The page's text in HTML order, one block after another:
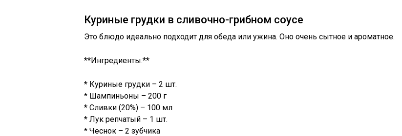
Куриные грудки в сливочно-грибном соусе
Это блюдо идеально подходит для обеда или ужина. Оно очень сытное и ароматное.
**Ингредиенты:**
* Куриные грудки – 2 шт.
* Шампиньоны – 200 г
* Сливки (20%) – 100 мл
* Лук репчатый – 1 шт.
* Чеснок – 2 зубчика